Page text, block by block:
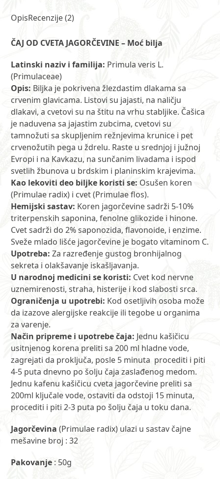
OpisRecenzije (2)
ČAJ OD CVETA JAGORČEVINE – Moć bilja
Latinski naziv i familija: Primula veris L.
(Primulaceae)
Opis: Biljka je pokrivena žlezdastim dlakama sa
crvenim glavicama. Listovi su jajasti, na naličju
dlakavi, a cvetovi su na štitu na vrhu stabljike. Čašica
je naduvena sa jajastim zubcima, cvetovi su
tamnožuti sa skupljenim režnjevima krunice i pet
crvenožutih pega u ždrelu. Raste u srednjoj i južnoj
Evropi i na Kavkazu, na sunčanim livadama i ispod
svetlih žbunova u brdskim i planinskim krajevima.
Kao lekoviti deo biljke koristi se: Osušen koren
(Primulae radix) i cvet (Primulae flos).
Hemijski sastav: Koren jagorčevine sadrži 5-10%
triterpenskih saponina, fenolne glikozide i hinone.
Cvet sadrži do 2% saponozida, flavonoide, i enzime.
Sveže mlado lišće jagorčevine je bogato vitaminom C.
Upotreba: Za razređenje gustog bronhijalnog
sekreta i olakšavanje iskašljavanja.
U narodnoj medicini se koristi: Cvet kod nervne
uznemirenosti, straha, histerije i kod slabosti srca.
Ograničenja u upotrebi: Kod osetljivih osoba može
da izazove alergijske reakcije ili tegobe u organima
za varenje.
Način pripreme i upotrebe čaja: Jednu kašičicu
usitnjenog korena preliti sa 200 ml hladne vode,
zagrejati da proključa, posle 5 minuta procediti i piti
4-5 puta dnevno po šolju čaja zaslađenog medom.
Jednu kafenu kašičicu cveta jagorčevine preliti sa
200ml ključale vode, ostaviti da odstoji 15 minuta,
procediti i piti 2-3 puta po šolju čaja u toku dana.
Jagorčevina (Primulae radix) ulazi u sastav čajne
mešavine broj : 32
Pakovanje : 50g